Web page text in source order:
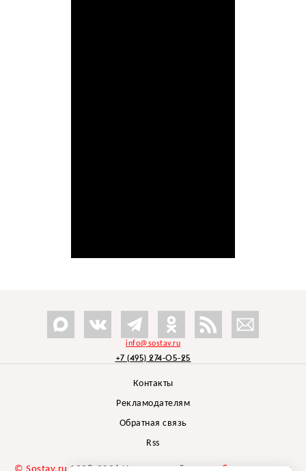
info@sostav.ru
+7 (495) 274-05-25
Контакты
Рекламодателям
Обратная связь
Rss